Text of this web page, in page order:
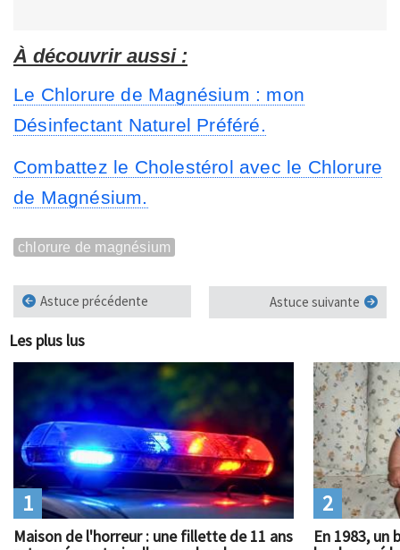
À découvrir aussi :
Le Chlorure de Magnésium : mon
Désinfectant Naturel Préféré.
Combattez le Cholestérol avec le Chlorure
de Magnésium.
chlorure de magnésium
Astuce précédente Astuce suivante
Les plus lus
Maison de l'horreur : une fillette de 11 ans
1
En 1983, un
2